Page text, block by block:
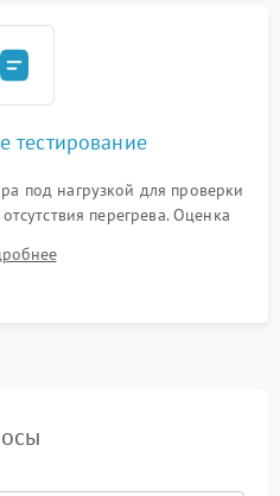
тестирование
под нагрузкой для проверки
перегрева. Оценка
на тестовых
всех видеовходов и кнопок